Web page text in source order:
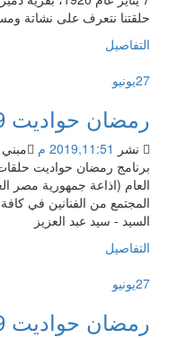
حلقتنا نتعرف على نشاتة
التفاصيل
27يونيو
رمضان حواديت 2019 – محمد فاضل
نشر 2019,11:51 م
مبني
برنامج رمضان حواديت
العام (اذاعة جمهورية مصر
المجتمع من الفنانين في
السيد - سيد عبد العزيز
التفاصيل
27يونيو
رمضان حواديت 2019 – ميرنا وليد